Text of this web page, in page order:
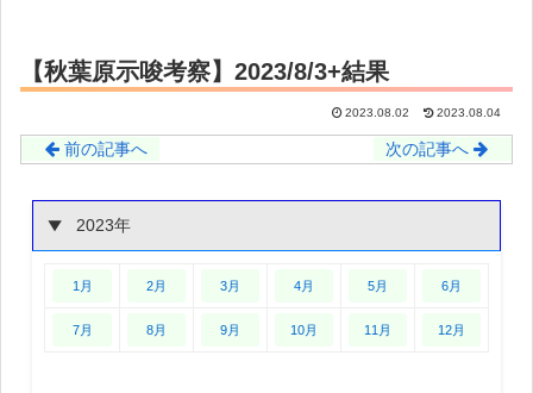
【秋葉原示唆考察】2023/8/3+結果
2023.08.02 2023.08.04
前の記事へ 次の記事へ
2023年
1月 2月 3月 4月 5月 6月
7月 8月 9月 10月 11月 12月